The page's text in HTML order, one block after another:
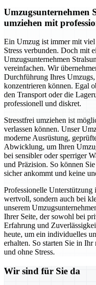
Umzugsunternehmen
umziehen mit
Ein Umzug ist immer mit
Stress verbunden. Doch mit
Umzugsunternehmen
vereinfachen. Wir
Durchführung Ihres
konzentrieren können. Egal
den Transport oder die
professionell und diskret.
Stresstfrei umziehen ist
verlassen können. Unser
moderne Ausrüstung,
Abwicklung, um Ihren
bei sensibler oder sperriger
und Präzision. So können
sicher ankommt und keine
Professionelle
wertvoll, sondern auch bei
unserem
Ihrer Seite, der sowohl bei
Erfahrung und
heute, um ein individuelles
erhalten. So starten Sie in
und ohne Stress.
Wir sind für Sie da